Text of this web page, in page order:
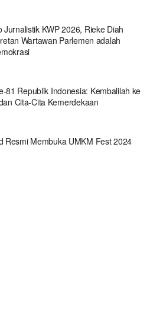
KWP 2026, Rieke Diah
Wartawan Parlemen adalah
81 Republik Indonesia: Kembalilah ke
Cita-Cita Kemerdekaan
Resmi Membuka UMKM Fest 2024